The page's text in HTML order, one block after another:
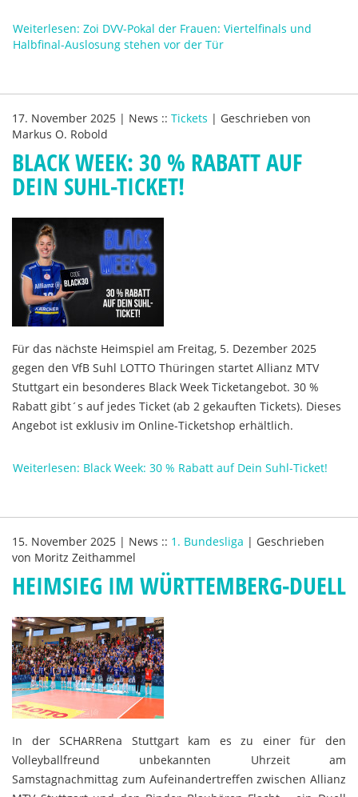
Weiterlesen: Zoi DVV-Pokal der Frauen: Viertelfinals und
Halbfinal-Auslosung stehen vor der Tür
17. November 2025 | News :: Tickets | Geschrieben von
Markus O. Robold
BLACK WEEK: 30 % RABATT AUF
DEIN SUHL-TICKET!
Für das nächste Heimspiel am Freitag, 5. Dezember 2025
gegen den VfB Suhl LOTTO Thüringen startet Allianz MTV
Stuttgart ein besonderes Black Week Ticketangebot. 30 %
Rabatt gibt´s auf jedes Ticket (ab 2 gekauften Tickets). Dieses
Angebot ist exklusiv im Online-Ticketshop erhältlich.
Weiterlesen: Black Week: 30 % Rabatt auf Dein Suhl-Ticket!
15. November 2025 | News :: 1. Bundesliga | Geschrieben
von Moritz Zeithammel
HEIMSIEG IM WÜRTTEMBERG-DUELL
In der SCHARRena Stuttgart kam es zu einer für den
Volleyballfreund unbekannten Uhrzeit am
Samstagnachmittag zum Aufeinandertreffen zwischen Allianz